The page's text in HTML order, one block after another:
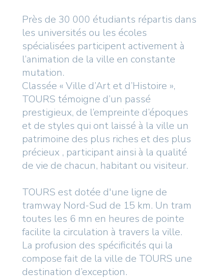
Près de 30 000 étudiants répartis dans
les universités ou les écoles
spécialisées participent activement à
l’animation de la ville en constante
mutation.
Classée « Ville d’Art et d’Histoire »,
TOURS témoigne d’un passé
prestigieux, de l’empreinte d’époques
et de styles qui ont laissé à la ville un
patrimoine des plus riches et des plus
précieux , participant ainsi à la qualité
de vie de chacun, habitant ou visiteur.
TOURS est dotée d'une ligne de
tramway Nord-Sud de 15 km. Un tram
toutes les 6 mn en heures de pointe
facilite la circulation à travers la ville.
La profusion des spécificités qui la
compose fait de la ville de TOURS une
destination d’exception.